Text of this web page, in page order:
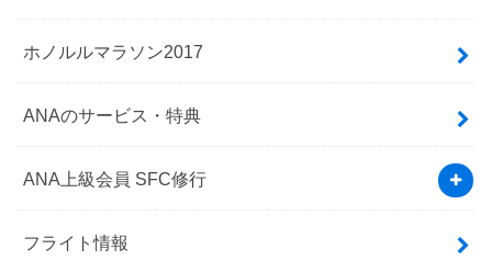
ホノルルマラソン2017
ANAのサービス・特典
ANA上級会員 SFC修行
フライト情報